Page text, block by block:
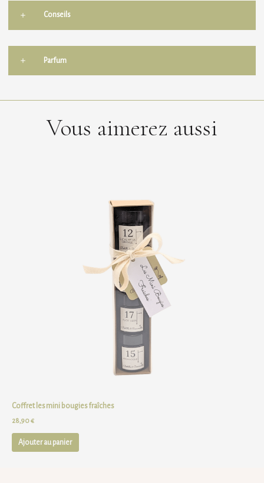
Conseils
Parfum
Vous aimerez aussi
Coffret les mini bougies fraîches
28,90€
Ajouter au panier